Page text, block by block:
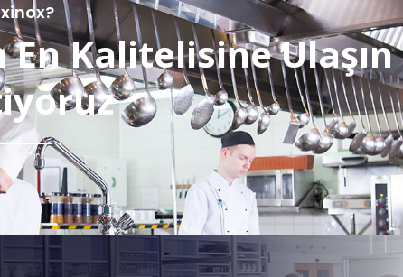
En Kalitelisine Ulaşın